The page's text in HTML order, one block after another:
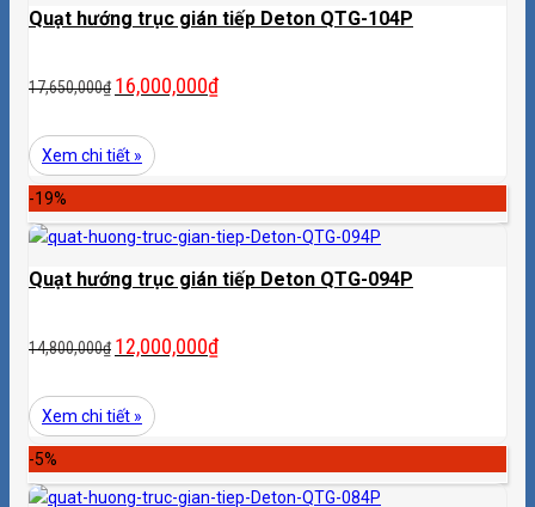
Quạt hướng trục gián tiếp Deton QTG-104P
17,650,000₫ 16,000,000₫
Xem chi tiết »
-19%
Quạt hướng trục gián tiếp Deton QTG-094P
14,800,000₫ 12,000,000₫
Xem chi tiết »
-5%